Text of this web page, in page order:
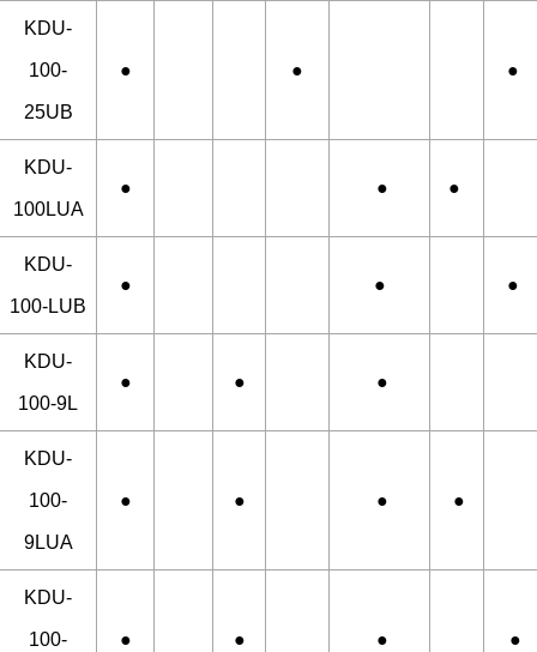
KDU-
100-
25UB
● ● ●
KDU-
100LUA
● ● ●
KDU-
100-LUB
● ● ●
KDU-
100-9L
● ● ●
KDU-
100-
9LUA
● ● ● ●
KDU-
100- ● ● ● ●